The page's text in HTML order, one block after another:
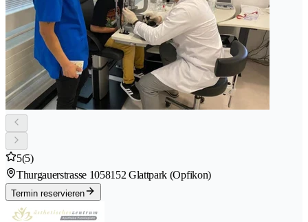
5(5)
Thurgauerstrasse 1058152 Glattpark (Opfikon)
Termin reservieren